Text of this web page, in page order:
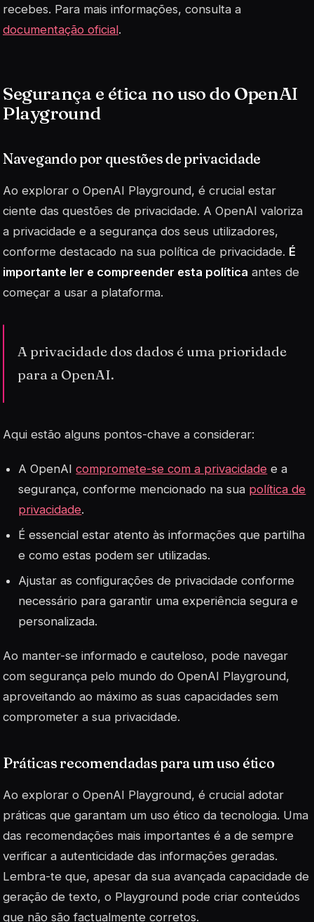
recebes. Para mais informações, consulta a
documentação oficial.
Segurança e ética no uso do OpenAI
Playground
Navegando por questões de privacidade
Ao explorar o OpenAI Playground, é crucial estar
ciente das questões de privacidade. A OpenAI valoriza
a privacidade e a segurança dos seus utilizadores,
conforme destacado na sua política de privacidade. É
importante ler e compreender esta política antes de
começar a usar a plataforma.
A privacidade dos dados é uma prioridade
para a OpenAI.
Aqui estão alguns pontos-chave a considerar:
A OpenAIcompromete-se com a privacidade e a
segurança, conforme mencionado na sua política de
privacidade.
É essencial estar atento às informações que partilha
e como estas podem ser utilizadas.
Ajustar as configurações de privacidade conforme
necessário para garantir uma experiência segura e
personalizada.
Ao manter-se informado e cauteloso, pode navegar
com segurança pelo mundo do OpenAI Playground,
aproveitando ao máximo as suas capacidades sem
comprometer a sua privacidade.
Práticas recomendadas para um uso ético
Ao explorar o OpenAI Playground, é crucial adotar
práticas que garantam um uso ético da tecnologia. Uma
das recomendações mais importantes é a de sempre
verificar a autenticidade das informações geradas.
Lembra-te que, apesar da sua avançada capacidade de
geração de texto, o Playground pode criar conteúdos
que não são factualmente corretos.